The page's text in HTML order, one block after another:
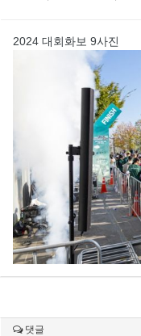
2024 대회화보 9사진
댓글